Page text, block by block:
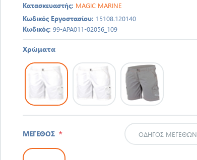
Κατασκευαστής: MAGIC MARINE
Κωδικός Εργοστασίου: 15108.120140
Κωδικός: 99-APA011-02056_109
Χρώματα
ΜΕΓΕΘΟΣ * ΟΔΗΓΌΣ ΜΕΓΕΘΏΝ